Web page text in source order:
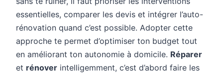
essentielles, comparer les devis et intégrer l’auto-
rénovation quand c’est possible. Adopter cette
approche te permet d’optimiser ton budget tout
en améliorant ton autonomie à domicile. Réparer
et rénover intelligemment, c’est d’abord faire les